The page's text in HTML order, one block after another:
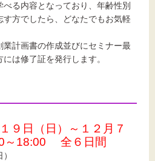
準 拡大
白 黄
る内容となっており、年齢性別
す方でしたら、どなたでもお気軽
計画書の作成並びにセミナー最
は修了証を発行します。
９日（日）～１２月７
～18:00 全６日間